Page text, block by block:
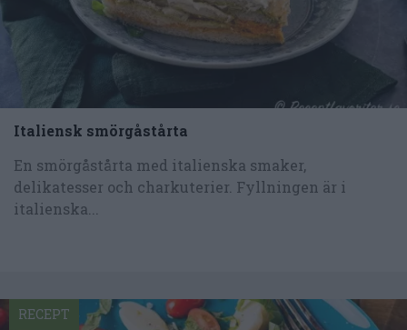
Italiensk smörgåstårta
En smörgåstårta med italienska smaker,
delikatesser och charkuterier. Fyllningen är i
italienska...
RECEPT